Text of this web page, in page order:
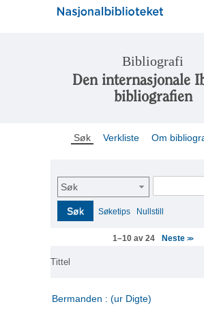
Bibliografi
Den internasjonale
bibliografien
Søk Verkliste Om
Søk
Søk Søketips Nullstill
1–10 av 24 Neste>>
Tittel
Bermanden : (ur Digte)